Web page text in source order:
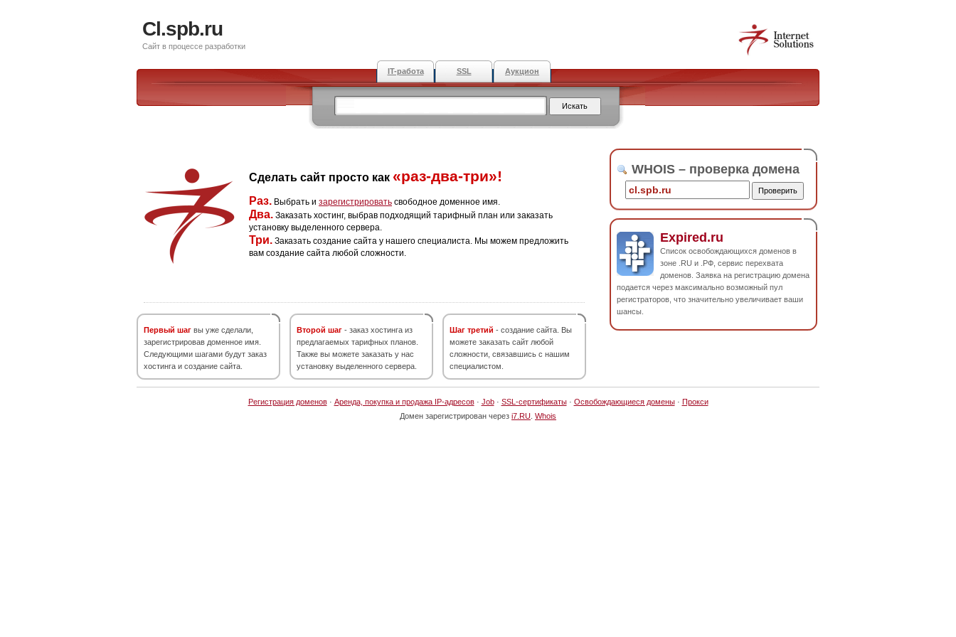
Cl.spb.ru
Сайт в процессе разработки
IT-работа SSL Аукцион
Сделать сайт просто как «раз-два-три»!
Раз. Выбрать и зарегистрировать свободное доменное имя.
Два. Заказать хостинг, выбрав подходящий тарифный план или заказать
установку выделенного сервера.
Три. Заказать создание сайта у нашего специалиста. Мы можем предложить
вам создание сайта любой сложности.
Первый шаг вы уже сделали,
зарегистрировав доменное имя.
Следующими шагами будут заказ
хостинга и создание сайта.
Второй шаг - заказ хостинга из
предлагаемых тарифных планов.
Также вы можете заказать у нас
установку выделенного сервера.
Шаг третий - создание сайта. Вы
можете заказать сайт любой
сложности, связавшись с нашим
специалистом.
WHOIS – проверка домена
Expired.ru
Список освобождающихся доменов в
зоне .RU и .РФ, сервис перехвата
доменов. Заявка на регистрацию домена
подается через максимально возможный пул
регистраторов, что значительно увеличивает ваши
шансы.
Регистрация доменов· Аренда, покупка и продажа IP-адресов· Job· SSL-сертификаты· Освобождающиеся домены· Прокси
Домен зарегистрирован через i7.RU Whois